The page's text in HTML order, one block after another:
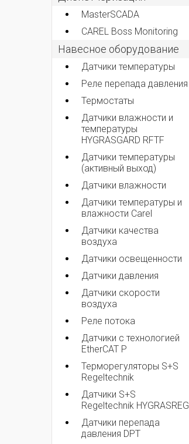
MasterSCADA
CAREL Boss Monitoring
Навесное оборудование
Датчики температуры
Реле перепада давления
Термостаты
Датчики влажности и
температуры
HYGRASGARD RFTF
Датчики температуры
(активный выход)
Датчики влажности
Датчики температуры и
влажности Carel
Датчики качества
воздуха
Датчики освещенности
Датчики давления
Датчики скорости
воздуха
Реле потока
Датчики с технологией
EtherCAT P
Терморегуляторы S+S
Regeltechnik
Датчики S+S
Regeltechnik HYGRASREG
Датчики перепада
давления DPT